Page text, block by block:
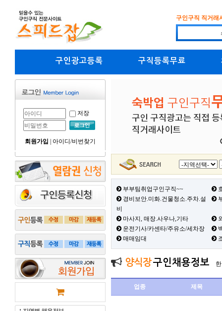
구인구직 직거래
구인광고등록 구직등록무료
저장
회원가입 아이디/비번찾기
부부팀취업구인구직~~
경비보안.미화.건물청소.주차.설
비
마사지, 매장.사우나,기타
운전기사/카센타/주유소/세차장
매매임대
양식장구인채용정보
업종 제목